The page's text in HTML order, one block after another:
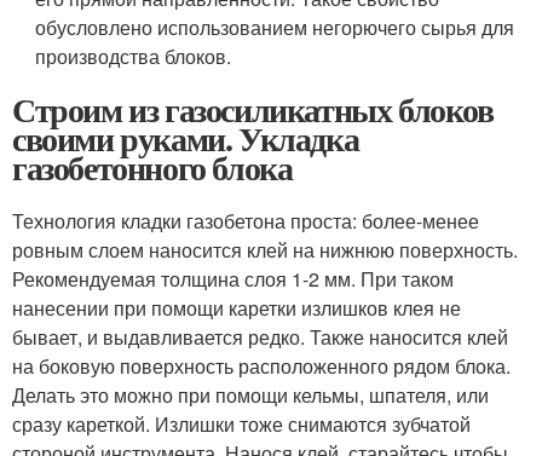
обусловлено использованием негорючего сырья для
производства блоков.
Строим из газосиликатных блоков
своими руками. Укладка
газобетонного блока
Технология кладки газобетона проста: более-менее
ровным слоем наносится клей на нижнюю поверхность.
Рекомендуемая толщина слоя 1-2 мм. При таком
нанесении при помощи каретки излишков клея не
бывает, и выдавливается редко. Также наносится клей
на боковую поверхность расположенного рядом блока.
Делать это можно при помощи кельмы, шпателя, или
сразу кареткой. Излишки тоже снимаются зубчатой